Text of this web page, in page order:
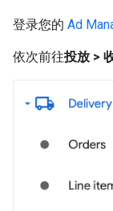
登录您的 Ad
依次前往投放 >